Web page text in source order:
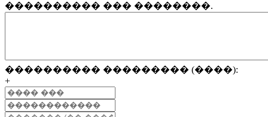
���������� ��� ��������.
���������� ��������� (����):
+